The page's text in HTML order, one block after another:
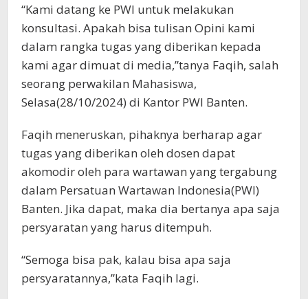
“Kami datang ke PWI untuk melakukan
konsultasi. Apakah bisa tulisan Opini kami
dalam rangka tugas yang diberikan kepada
kami agar dimuat di media,”tanya Faqih, salah
seorang perwakilan Mahasiswa,
Selasa(28/10/2024) di Kantor PWI Banten.
Faqih meneruskan, pihaknya berharap agar
tugas yang diberikan oleh dosen dapat
akomodir oleh para wartawan yang tergabung
dalam Persatuan Wartawan Indonesia(PWI)
Banten. Jika dapat, maka dia bertanya apa saja
persyaratan yang harus ditempuh.
“Semoga bisa pak, kalau bisa apa saja
persyaratannya,”kata Faqih lagi.